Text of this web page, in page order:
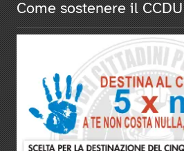
Come sostenere il CCDU